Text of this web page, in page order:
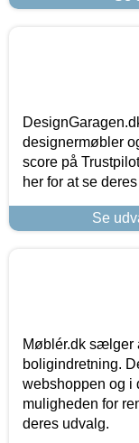
designermøbler
score på
her for at se
Se
Møblér.dk sælger
boligindretning.
webshoppen og i
muligheden for
deres udvalg.